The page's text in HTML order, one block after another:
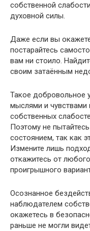
собственной
духовной силы.
Даже если вы
постарайтесь
вам ни стоило.
своим затаённым
Такое добровольное
мыслями и чувствами
собственных
Поэтому не
состоянием, так как
Измените лишь
откажитесь от
проигрышного
Осознанное
наблюдателем
окажетесь в
раньше не могли